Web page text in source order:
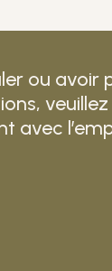
ou avoir
avec